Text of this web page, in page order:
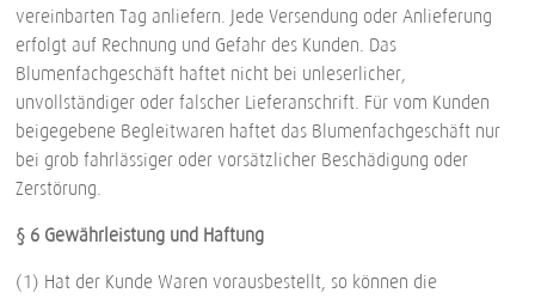
vereinbarten Tag anliefern. Jede Versendung oder Anlieferung
erfolgt auf Rechnung und Gefahr des Kunden. Das
Blumenfachgeschäft haftet nicht bei unleserlicher,
unvollständiger oder falscher Lieferanschrift. Für vom Kunden
beigegebene Begleitwaren haftet das Blumenfachgeschäft nur
bei grob fahrlässiger oder vorsätzlicher Beschädigung oder
Zerstörung.
§ 6 Gewährleistung und Haftung
(1) Hat der Kunde Waren vorausbestellt, so können die